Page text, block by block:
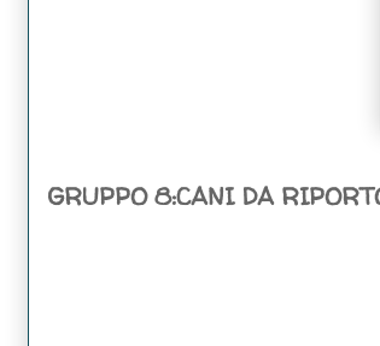
GRUPPO 8:CANI DA